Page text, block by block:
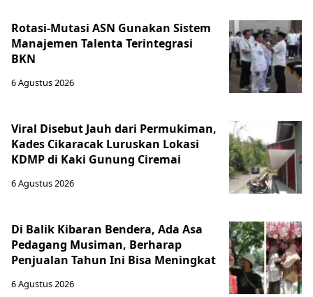
Rotasi-Mutasi ASN Gunakan Sistem
Manajemen Talenta Terintegrasi
BKN
6 Agustus 2026
Viral Disebut Jauh dari Permukiman,
Kades Cikaracak Luruskan Lokasi
KDMP di Kaki Gunung Ciremai
6 Agustus 2026
Di Balik Kibaran Bendera, Ada Asa
Pedagang Musiman, Berharap
Penjualan Tahun Ini Bisa Meningkat
6 Agustus 2026